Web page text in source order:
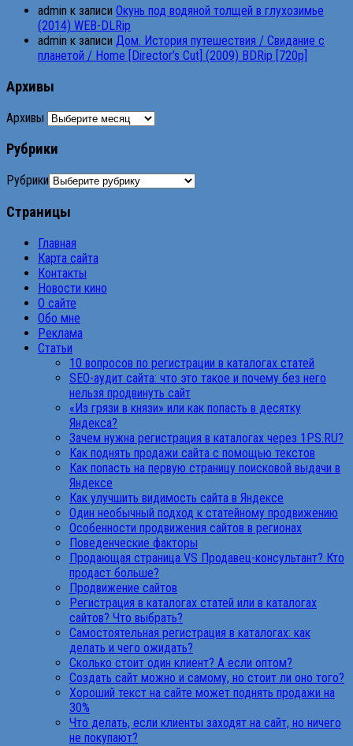
admin к записи Окунь под водяной толщей в глухозимье
(2014) WEB-DLRip
admin к записи Дом. История путешествия / Свидание с
планетой / Home [Director’s Cut] (2009) BDRip [720p]
Архивы
Архивы
Рубрики
Рубрики
Страницы
Главная
Карта сайта
Контакты
Новости кино
О сайте
Обо мне
Реклама
Статьи
10 вопросов по регистрации в каталогах статей
SEO-аудит сайта: что это такое и почему без него
нельзя продвинуть сайт
«Из грязи в князи» или как попасть в десятку
Яндекса?
Зачем нужна регистрация в каталогах через 1PS.RU?
Как поднять продажи сайта с помощью текстов
Как попасть на первую страницу поисковой выдачи в
Яндексе
Как улучшить видимость сайта в Яндексе
Один необычный подход к статейному продвижению
Особенности продвижения сайтов в регионах
Поведенческие факторы
Продающая страница VS Продавец-консультант? Кто
продаст больше?
Продвижение сайтов
Регистрация в каталогах статей или в каталогах
сайтов? Что выбрать?
Самостоятельная регистрация в каталогах: как
делать и чего ожидать?
Сколько стоит один клиент? А если оптом?
Создать сайт можно и самому, но стоит ли оно того?
Хороший текст на сайте может поднять продажи на
30%
Что делать, если клиенты заходят на сайт, но ничего
не покупают?